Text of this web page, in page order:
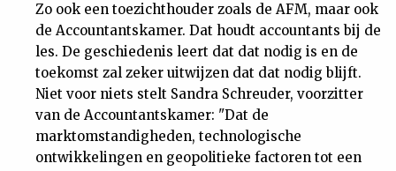
Zo ook een toezichthouder zoals de AFM, maar ook
de Accountantskamer. Dat houdt accountants bij de
les. De geschiedenis leert dat dat nodig is en de
toekomst zal zeker uitwijzen dat dat nodig blijft.
Niet voor niets stelt Sandra Schreuder, voorzitter
van de Accountantskamer: "Dat de
marktomstandigheden, technologische
ontwikkelingen en geopolitieke factoren tot een